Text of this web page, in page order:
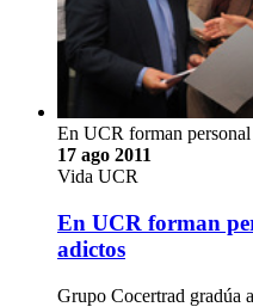
En UCR forman
17 ago 2011
Vida UCR
En UCR forman
adictos
Grupo Cocertrad gradúa